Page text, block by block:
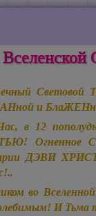
и
в 12
Огненное
ДЭВИ
во
И Тьма